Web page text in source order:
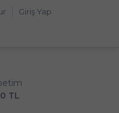
Giriş Yap
TL